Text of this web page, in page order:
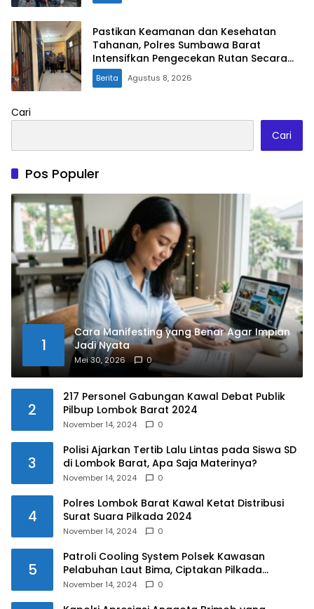
Pastikan Keamanan dan Kesehatan
Tahanan, Polres Sumbawa Barat
Intensifkan Pengecekan Rutan Secara
Berkala
Berita Agustus 8, 2026
Cari
Cari
Pos Populer
1
Cara Manifesting yang Benar Agar Impian
Jadi Nyata
Mei 30, 2026 0
2
217 Personel Gabungan Kawal Debat Publik
Pilbup Lombok Barat 2024
November 14, 2024 0
3
Polisi Ajarkan Tertib Lalu Lintas pada Siswa SD
di Lombok Barat, Apa Saja Materinya?
November 14, 2024 0
4
Polres Lombok Barat Kawal Ketat Distribusi
Surat Suara Pilkada 2024
November 14, 2024 0
5
Patroli Cooling System Polsek Kawasan
Pelabuhan Laut Bima, Ciptakan Pilkada
Serentak 2024 yang Aman dan Damai
November 14, 2024 0